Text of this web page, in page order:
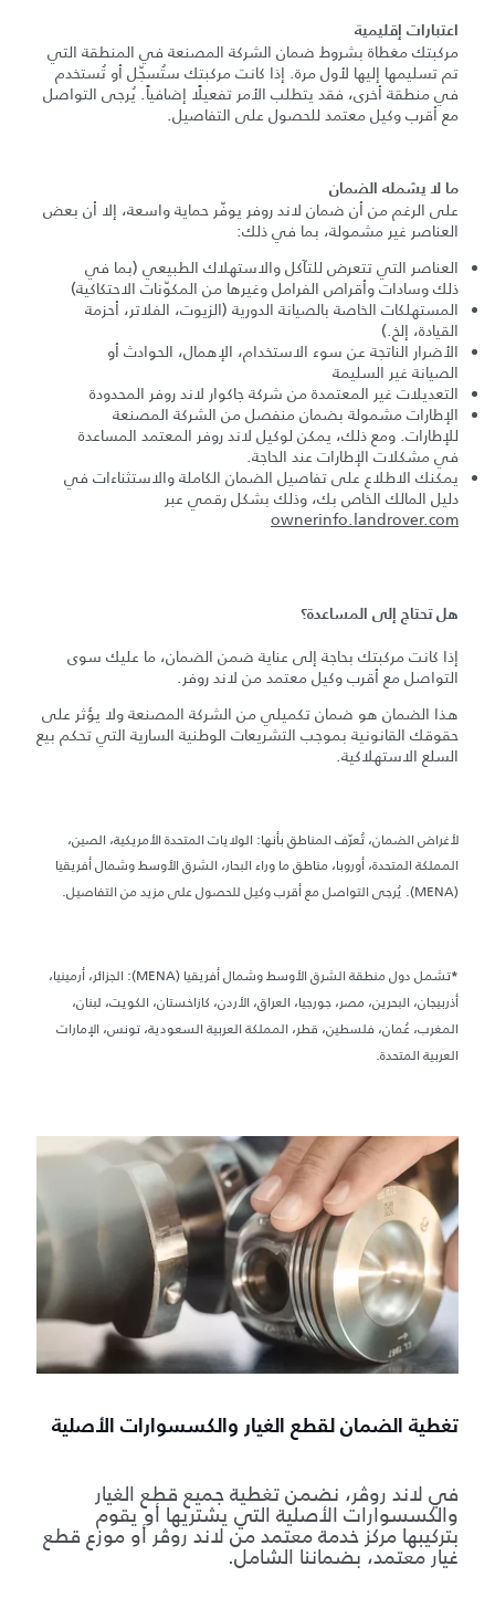
اعتبارات إقليمية
مركبتك مغطاة بشروط ضمان الشركة المصنعة في المنطقة التي
تم تسليمها إليها لأول مرة. إذا كانت مركبتك ستُسجّل أو تُستخدم
في منطقة أخرى، فقد يتطلب الأمر تفعيلًا إضافياً. يُرجى التواصل
مع أقرب وكيل معتمد للحصول على التفاصيل.
ما لا يشمله الضمان
على الرغم من أن ضمان لاند روفر يوفّر حماية واسعة، إلا أن بعض
العناصر غير مشمولة، بما في ذلك:
العناصر التي تتعرض للتآكل والاستهلاك الطبيعي (بما في
ذلك وسادات وأقراص الفرامل وغيرها من المكوّنات الاحتكاكية)
المستهلكات الخاصة بالصيانة الدورية (الزيوت، الفلاتر، أحزمة
القيادة، إلخ.)
الأضرار الناتجة عن سوء الاستخدام، الإهمال، الحوادث أو
الصيانة غير السليمة
التعديلات غير المعتمدة من شركة جاكوار لاند روفر المحدودة
الإطارات مشمولة بضمان منفصل من الشركة المصنعة
للإطارات. ومع ذلك، يمكن لوكيل لاند روفر المعتمد المساعدة
في مشكلات الإطارات عند الحاجة.
يمكنك الاطلاع على تفاصيل الضمان الكاملة والاستثناءات في
دليل المالك الخاص بك، وذلك بشكل رقمي عبر
ownerinfo.landrover.com
هل تحتاج إلى المساعدة؟
إذا كانت مركبتك بحاجة إلى عناية ضمن الضمان، ما عليك سوى
التواصل مع أقرب وكيل معتمد من لاند روفر.
هذا الضمان هو ضمان تكميلي من الشركة المصنعة ولا يؤثر على
حقوقك القانونية بموجب التشريعات الوطنية السارية التي تحكم بيع
السلع الاستهلاكية.
لأغراض الضمان، تُعرّف المناطق بأنها: الولايات المتحدة الأمريكية، الصين،
المملكة المتحدة، أوروبا، مناطق ما وراء البحار، الشرق الأوسط وشمال أفريقيا
(MENA). يُرجى التواصل مع أقرب وكيل للحصول على مزيد من التفاصيل.
*
تشمل دول منطقة الشرق الأوسط وشمال أفريقيا (MENA): الجزائر، أرمينيا،
أذربيجان، البحرين، مصر، جورجيا، العراق، الأردن، كازاخستان، الكويت، لبنان،
المغرب، عُمان، فلسطين، قطر، المملكة العربية السعودية، تونس، الإمارات
العربية المتحدة.
تغطية الضمان لقطع الغيار والكسسوارات الأصلية
في لاند روڤر، نضمن تغطية جميع قطع الغيار
والكسسوارات الأصلية التي يشتريها أو يقوم
بتركيبها مركز خدمة معتمد من لاند روڤر أو موزع قطع
غيار معتمد، بضماننا الشامل.